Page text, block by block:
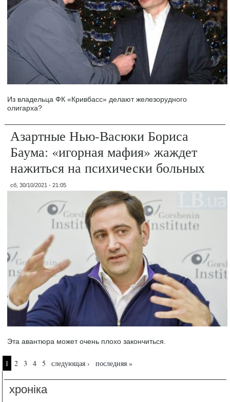
Из владельца ФК «Кривбасс» делают железорудного
олигарха?
Азартные Нью-Васюки Бориса
Баума: «игорная мафия» жаждет
нажиться на психически больных
сб, 30/10/2021 - 21:05
Эта авантюра может очень плохо закончиться.
Страницы
1 2 3 4 5 следующая › последняя »
хроніка